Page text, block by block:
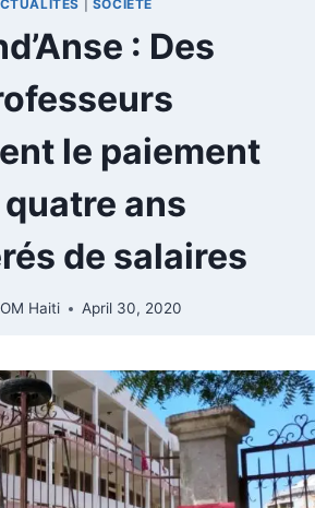
SOCIÉTÉ
: Des
le paiement
ans
de salaires
Haiti April 30, 2020